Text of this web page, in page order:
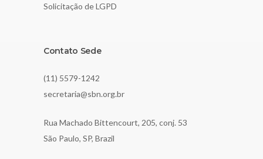
Solicitação de LGPD
Contato Sede
(11) 5579-1242
secretaria@sbn.org.br
Rua Machado Bittencourt, 205, conj. 53
São Paulo, SP, Brazil